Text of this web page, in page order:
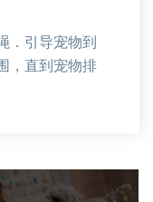
．引导宠物到
，直到宠物排